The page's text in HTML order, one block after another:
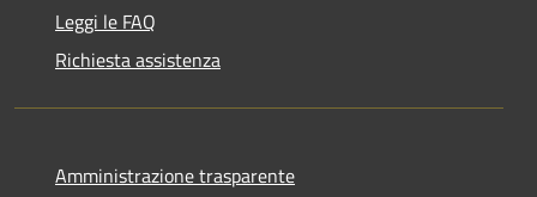
Leggi le FAQ
Richiesta assistenza
Amministrazione trasparente